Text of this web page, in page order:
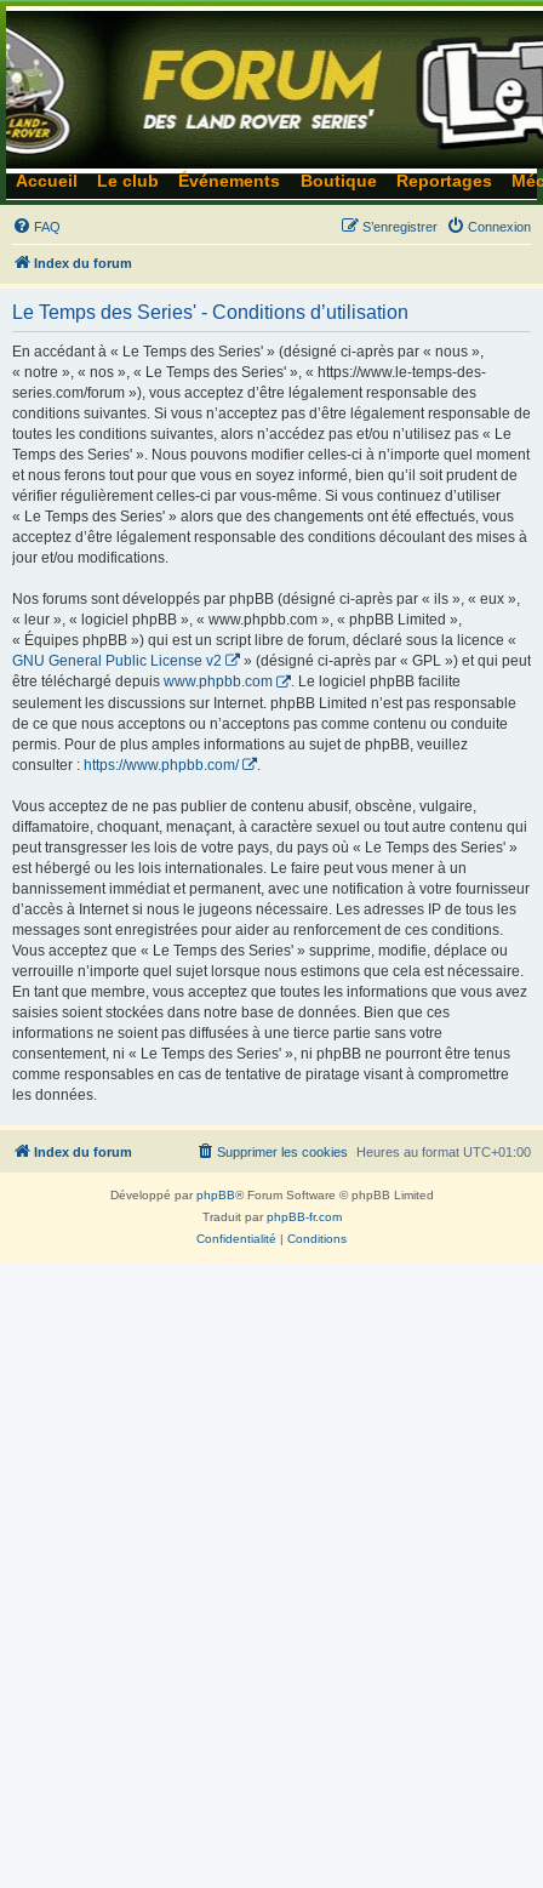
Accueil Le club Événements Boutique Reportages
FAQ Connexion
S’enregistrer
Index du forum
Le Temps des Series' - Conditions d’utilisation
En accédant à « Le Temps des Series' » (désigné ci-après par « nous »,
« notre », « nos », « Le Temps des Series' », « https://www.le-temps-des-
series.com/forum »), vous acceptez d’être légalement responsable des
conditions suivantes. Si vous n’acceptez pas d’être légalement responsable de
toutes les conditions suivantes, alors n’accédez pas et/ou n’utilisez pas « Le
Temps des Series' ». Nous pouvons modifier celles-ci à n’importe quel moment
et nous ferons tout pour que vous en soyez informé, bien qu’il soit prudent de
vérifier régulièrement celles-ci par vous-même. Si vous continuez d’utiliser
« Le Temps des Series' » alors que des changements ont été effectués, vous
acceptez d’être légalement responsable des conditions découlant des mises à
jour et/ou modifications.
Nos forums sont développés par phpBB (désigné ci-après par « ils », « eux »,
« leur », « logiciel phpBB », « www.phpbb.com », « phpBB Limited »,
« Équipes phpBB ») qui est un script libre de forum, déclaré sous la licence «
GNU General Public License v2
» (désigné ci-après par « GPL ») et qui peut
être téléchargé depuis www.phpbb.com
. Le logiciel phpBB facilite
seulement les discussions sur Internet. phpBB Limited n’est pas responsable
de ce que nous acceptons ou n’acceptons pas comme contenu ou conduite
permis. Pour de plus amples informations au sujet de phpBB, veuillez
consulter : https://www.phpbb.com/
Vous acceptez de ne pas publier de contenu abusif, obscène, vulgaire,
diffamatoire, choquant, menaçant, à caractère sexuel ou tout autre contenu qui
peut transgresser les lois de votre pays, du pays où « Le Temps des Series' »
est hébergé ou les lois internationales. Le faire peut vous mener à un
bannissement immédiat et permanent, avec une notification à votre fournisseur
d’accès à Internet si nous le jugeons nécessaire. Les adresses IP de tous les
messages sont enregistrées pour aider au renforcement de ces conditions.
Vous acceptez que « Le Temps des Series' » supprime, modifie, déplace ou
verrouille n’importe quel sujet lorsque nous estimons que cela est nécessaire.
En tant que membre, vous acceptez que toutes les informations que vous avez
saisies soient stockées dans notre base de données. Bien que ces
informations ne soient pas diffusées à une tierce partie sans votre
consentement, ni « Le Temps des Series' », ni phpBB ne pourront être tenus
comme responsables en cas de tentative de piratage visant à compromettre
les données.
Index du forum Heures au format UTC+01:00
Supprimer les cookies
Développé parphpBB® Forum Software © phpBB Limited
Traduit parphpBB-fr.com
Confidentialité | Conditions